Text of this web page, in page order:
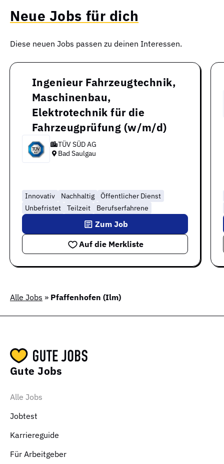
Neue Jobs für dich
Diese neuen Jobs passen zu deinen Interessen.
Ingenieur Fahrzeugtechnik,
Maschinenbau,
Elektrotechnik für die
Fahrzeugprüfung (w/m/d)
TÜV SÜD AG
Bad Saulgau
Innovativ Nachhaltig
Öffentlicher Dienst
Unbefristet
Teilzeit Berufserfahrene
Auf die Merkliste
Zum Job
Alle Jobs » Pfaffenhofen (Ilm)
Gute Jobs
Alle Jobs
Jobtest
Karriereguide
Für Arbeitgeber